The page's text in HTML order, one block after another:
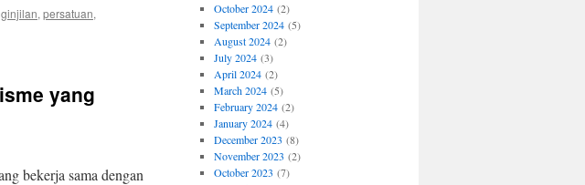
, persatuan,
yang
bekerja sama dengan
October 2024(2)
September 2024(5)
August 2024(2)
July 2024(3)
April 2024(2)
March 2024(5)
February 2024(2)
January 2024(4)
December 2023 (8)
November 2023 (2)
October 2023 (7)